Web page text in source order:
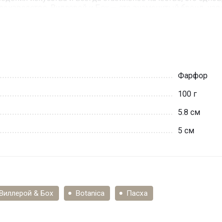
Фарфор
100 г
5.8 см
5 см
& Бох Botanica Пасха